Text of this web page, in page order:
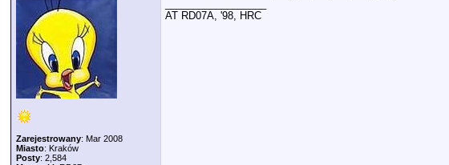
Zarejestrowany: Mar 2008
Miasto: Kraków
Posty: 2,584
AT RD07A, '98, HRC